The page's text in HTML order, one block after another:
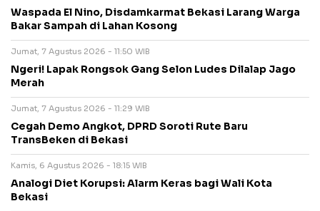
Waspada El Nino, Disdamkarmat Bekasi Larang Warga
Bakar Sampah di Lahan Kosong
Jumat, 7 Agustus 2026 - 11:50 WIB
Ngeri! Lapak Rongsok Gang Selon Ludes Dilalap Jago
Merah
Jumat, 7 Agustus 2026 - 11:29 WIB
Cegah Demo Angkot, DPRD Soroti Rute Baru
TransBeken di Bekasi
Kamis, 6 Agustus 2026 - 18:15 WIB
Analogi Diet Korupsi: Alarm Keras bagi Wali Kota
Bekasi